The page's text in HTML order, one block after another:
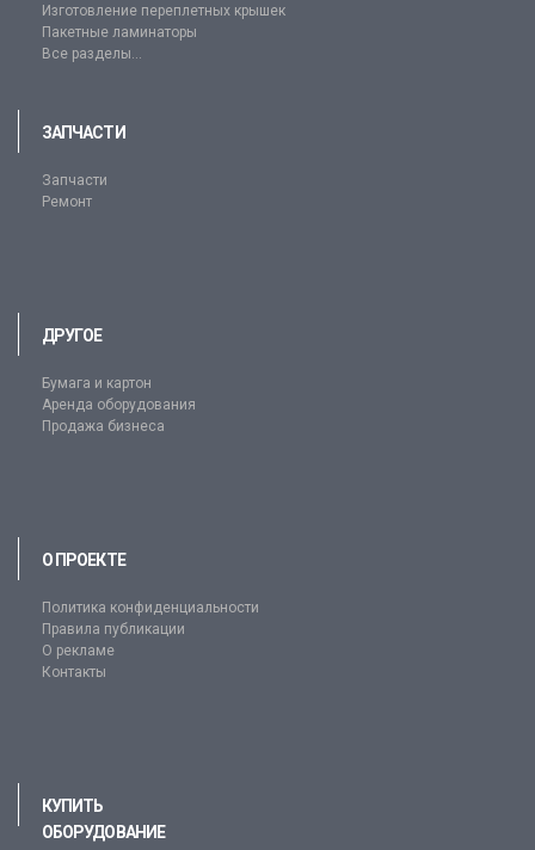
Изготовление переплетных крышек
Пакетные ламинаторы
Все разделы...
ЗАПЧАСТИ
Запчасти
Ремонт
ДРУГОЕ
Бумага и картон
Аренда оборудования
Продажа бизнеса
О ПРОЕКТЕ
Политика конфиденциальности
Правила публикации
О рекламе
Контакты
КУПИТЬ
ОБОРУДОВАНИЕ